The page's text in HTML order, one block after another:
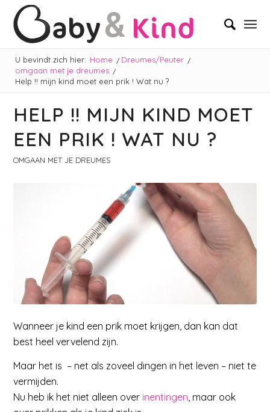
U bevindt zich hier: Home / Dreumes/Peuter /
omgaan met je dreumes /
Help !! mijn kind moet een prik ! Wat nu ?
HELP !! MIJN KIND MOET
EEN PRIK ! WAT NU ?
OMGAAN MET JE DREUMES
Wanneer je kind een prik moet krijgen, dan kan dat
best heel vervelend zijn.
Maar het is – net als zoveel dingen in het leven – niet te
vermijden.
Nu heb ik het niet alleen over inentingen , maar ook